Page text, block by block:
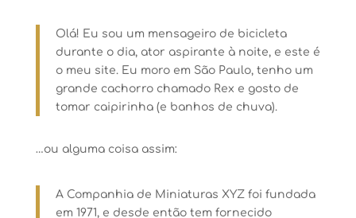
Olá! Eu sou um mensageiro de bicicleta
durante o dia, ator aspirante à noite, e este é
o meu site. Eu moro em São Paulo, tenho um
grande cachorro chamado Rex e gosto de
tomar caipirinha (e banhos de chuva).
…ou alguma coisa assim:
A Companhia de Miniaturas XYZ foi fundada
em 1971, e desde então tem fornecido